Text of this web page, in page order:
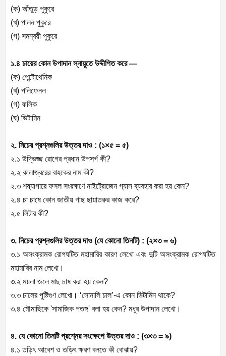
(ক) আঁতুড় পুকুরে
(খ) পালন পুকুরে
(গ) সমন্বয়ী পুকুরে
১.৪ চায়ের কোন উপাদান স্নায়ুতে উদ্দীপিত করে —
(ক) পেন্টোথেনিক
(খ) পলিফেনল
(গ) ফলিক
(ঘ) ভিটামিন
২. নিচের প্রশ্নগুলির উত্তর দাও : (১×৫ = ৫)
২.১ উদ্ভিজ্জ রোগের প্রধান উপসর্গ কী?
২.২ কালাজ্বরের বাহকের নাম কী?
২.৩ শষ্যাগারে ফসল সংরক্ষণে নাইট্রোজেন গ্যাস ব্যবহার করা হয় কেন?
২.৪ চা চাষে কোন জাতীয় গাছ ছায়াতরুর কাজ করে?
২.৫ লিটার কী?
৩. নিচের প্রশ্নগুলির উত্তর দাও (যে কোনো তিনটি) : (২×৩ = ৬)
৩.১ অসংক্রামক রোগঘটিত মহামারির কারণ লেখো এবং দুটি অসংক্রামক রোগঘটিত
মহামারির নাম লেখো।
৩.২ ময়লা জলে মাছ চাষ করা হয় কেন?
৩.৩ চালের পুষ্টিগুণ লেখো। ‘সোনালি চাল’-এ কোন ভিটামিন থাকে?
৩.৪ মৌমাছিকে 'সামাজিক পতঙ্গ' বলা হয় কেন? মধুর উপাদান লেখো।
৪. যে কোনো তিনটি প্রশ্নের সংক্ষেপে উত্তর দাও : (৩×৩ = ৯)
৪.১ তড়িৎ আবেশ ও তড়িৎ ক্ষরণ বলতে কী বোঝায়?